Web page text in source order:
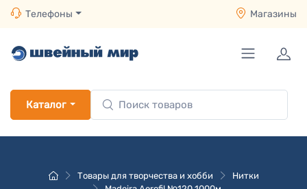
Телефоны Магазины
Каталог
Товары для творчества и хобби
Нитки